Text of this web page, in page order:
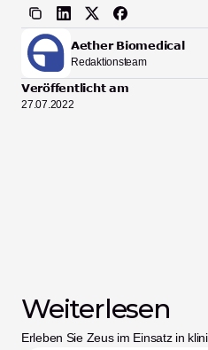
Aether Biomedical
Redaktionsteam
Veröffentlicht am
27.07.2022
Weiterlesen
Erleben Sie Zeus im Einsatz in